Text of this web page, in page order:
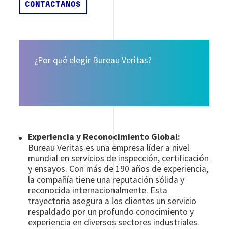
¿Por qué elegir Bureau Veritas?
Experiencia y Reconocimiento Global:
Bureau Veritas es una empresa líder a nivel
mundial en servicios de inspección, certificación
y ensayos. Con más de 190 años de experiencia,
la compañía tiene una reputación sólida y
reconocida internacionalmente. Esta
trayectoria asegura a los clientes un servicio
respaldado por un profundo conocimiento y
experiencia en diversos sectores industriales.